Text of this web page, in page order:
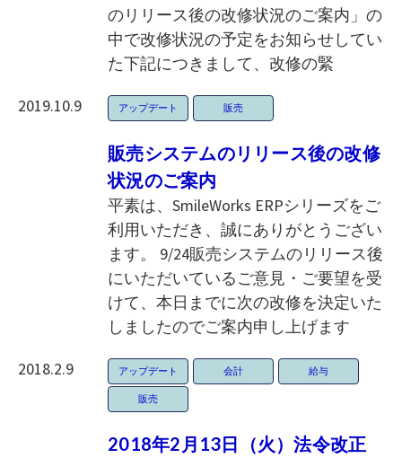
のリリース後の改修状況のご案内」の
中で改修状況の予定をお知らせしてい
た下記につきまして、改修の緊
2019.10.9 アップデート 販売
販売システムのリリース後の改修
状況のご案内
平素は、SmileWorks ERPシリーズをご
利用いただき、誠にありがとうござい
ます。 9/24販売システムのリリース後
にいただいているご意見・ご要望を受
けて、本日までに次の改修を決定いた
しましたのでご案内申し上げます
2018.2.9 アップデート 会計 給与
販売
2018年2月13日（火）法令改正